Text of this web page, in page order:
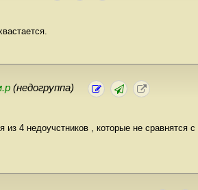
(недогруппа)
из 4 недоучстников , которые не сравнятся с